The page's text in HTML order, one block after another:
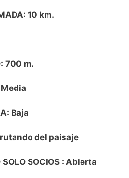
10 km.
700 m.
Media
Baja
del paisaje
SOLO SOCIOS : Abierta